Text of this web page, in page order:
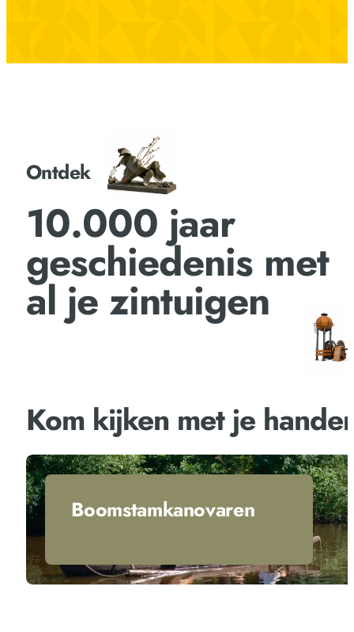
Ontdek
10.000 jaar
geschiedenis met
al je zintuigen
Kom kijken met je
Boomstamkanovaren